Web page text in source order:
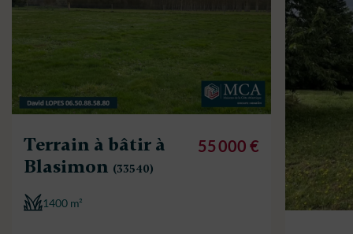
Terrain à bâtir à
Blasimon (33540)
1400 m²
55 000 €